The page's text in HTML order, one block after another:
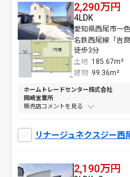
2,290万円
愛知県西尾市一
名鉄西尾線「吉
徒歩3分
土地 185.67m²
4LDK
建物 99.36m²
ホームトレードセンター株式会社
岡崎営業所
販売店コメントを
リナージュネクスジー
2,190万円